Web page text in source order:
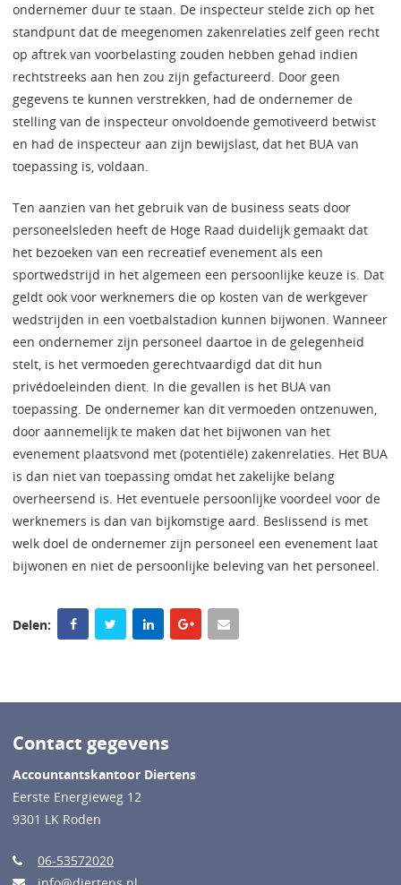
ondernemer duur te staan. De inspecteur stelde zich op het
standpunt dat de meegenomen zakenrelaties zelf geen recht
op aftrek van voorbelasting zouden hebben gehad indien
rechtstreeks aan hen zou zijn gefactureerd. Door geen
gegevens te kunnen verstrekken, had de ondernemer de
stelling van de inspecteur onvoldoende gemotiveerd betwist
en had de inspecteur aan zijn bewijslast, dat het BUA van
toepassing is, voldaan.
Ten aanzien van het gebruik van de business seats door
personeelsleden heeft de Hoge Raad duidelijk gemaakt dat
het bezoeken van een recreatief evenement als een
sportwedstrijd in het algemeen een persoonlijke keuze is. Dat
geldt ook voor werknemers die op kosten van de werkgever
wedstrijden in een voetbalstadion kunnen bijwonen. Wanneer
een ondernemer zijn personeel daartoe in de gelegenheid
stelt, is het vermoeden gerechtvaardigd dat dit hun
privédoeleinden dient. In die gevallen is het BUA van
toepassing. De ondernemer kan dit vermoeden ontzenuwen,
door aannemelijk te maken dat het bijwonen van het
evenement plaatsvond met (potentiële) zakenrelaties. Het BUA
is dan niet van toepassing omdat het zakelijke belang
overheersend is. Het eventuele persoonlijke voordeel voor de
werknemers is dan van bijkomstige aard. Beslissend is met
welk doel de ondernemer zijn personeel een evenement laat
bijwonen en niet de persoonlijke beleving van het personeel.
Delen:
Contact gegevens
Accountantskantoor Diertens
Eerste Energieweg 12
9301 LK Roden
06-53572020